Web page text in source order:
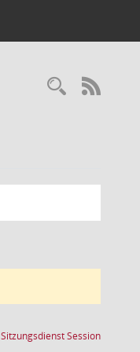
SitzungsdienstSession(Wird in